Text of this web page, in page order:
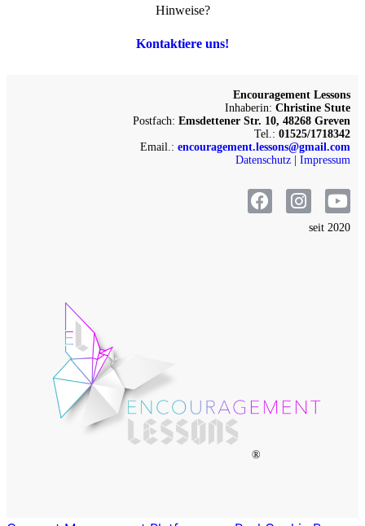
Hinweise?
Kontaktiere uns!
Encouragement Lessons
Inhaberin: Christine Stute
Postfach: Emsdettener Str. 10, 48268 Greven
Tel.: 01525/1718342
Email.: encouragement.lessons@gmail.com
Datenschutz | Impressum
seit 2020
®